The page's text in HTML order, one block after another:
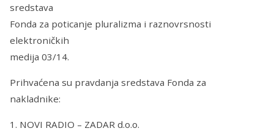
sredstava
Fonda za poticanje pluralizma i raznovrsnosti
elektroničkih
medija 03/14.
Prihvaćena su pravdanja sredstava Fonda za
nakladnike:
1. NOVI RADIO – ZADAR d.o.o.